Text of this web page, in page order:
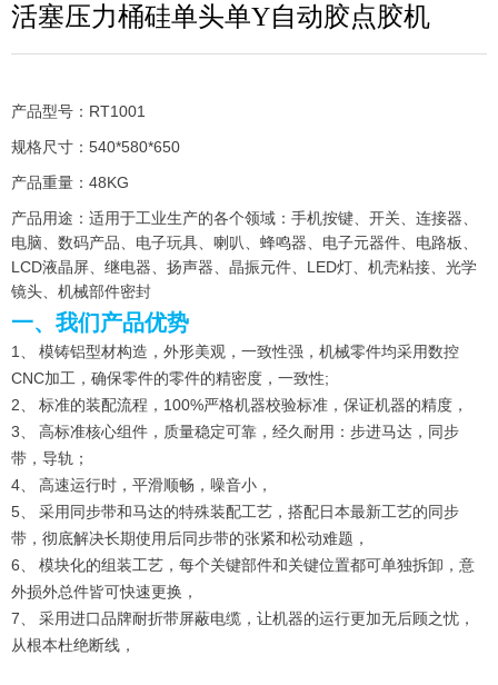
活塞压力桶硅单头单Y自动胶点胶机
产品型号：RT1001
规格尺寸：540*580*650
产品重量：48KG
产品用途：适用于工业生产的各个领域：手机按键、开关、连接器、
电脑、数码产品、电子玩具、喇叭、蜂鸣器、电子元器件、电路板、
LCD液晶屏、继电器、扬声器、晶振元件、LED灯、机壳粘接、光学
镜头、机械部件密封
一、我们产品优势
1、 模铸铝型材构造，外形美观，一致性强，机械零件均采用数控
CNC加工，确保零件的零件的精密度，一致性;
2、 标准的装配流程，100%严格机器校验标准，保证机器的精度，
3、 高标准核心组件，质量稳定可靠，经久耐用：步进马达，同步
带，导轨；
4、 高速运行时，平滑顺畅，噪音小，
5、 采用同步带和马达的特殊装配工艺，搭配日本最新工艺的同步
带，彻底解决长期使用后同步带的张紧和松动难题，
6、 模块化的组装工艺，每个关键部件和关键位置都可单独拆卸，意
外损外总件皆可快速更换，
7、 采用进口品牌耐折带屏蔽电缆，让机器的运行更加无后顾之忧，
从根本杜绝断线，